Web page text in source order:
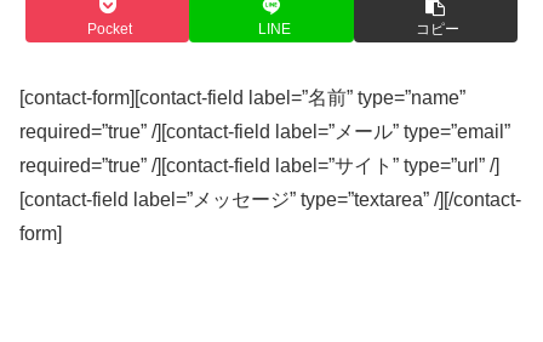
Pocket LINE コピー
[contact-form][contact-field label=”名前” type=”name”
required=”true” /][contact-field label=”メール” type=”email”
required=”true” /][contact-field label=”サイト” type=”url” /]
[contact-field label=”メッセージ” type=”textarea” /][/contact-
form]